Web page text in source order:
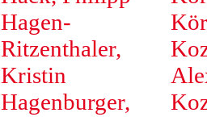
Hagen-
Ritzenthaler,
Kristin
Hagenburger,